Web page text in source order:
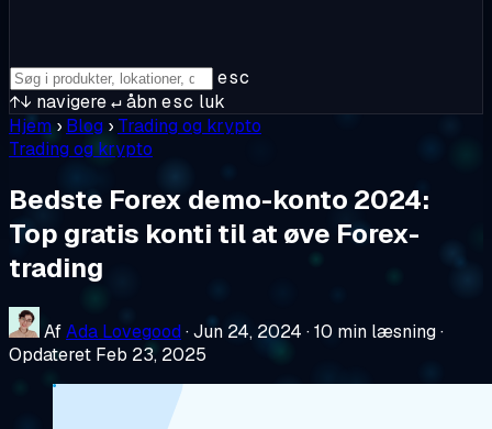
esc
↑↓ navigere↵åbnesc luk
Hjem › Blog › Trading og krypto
Trading og krypto
Bedste Forex demo-konto 2024:
Top gratis konti til at øve Forex-
trading
AfAda Lovegood ·Jun 24, 2024 ·10 min læsning·
Opdateret Feb 23, 2025